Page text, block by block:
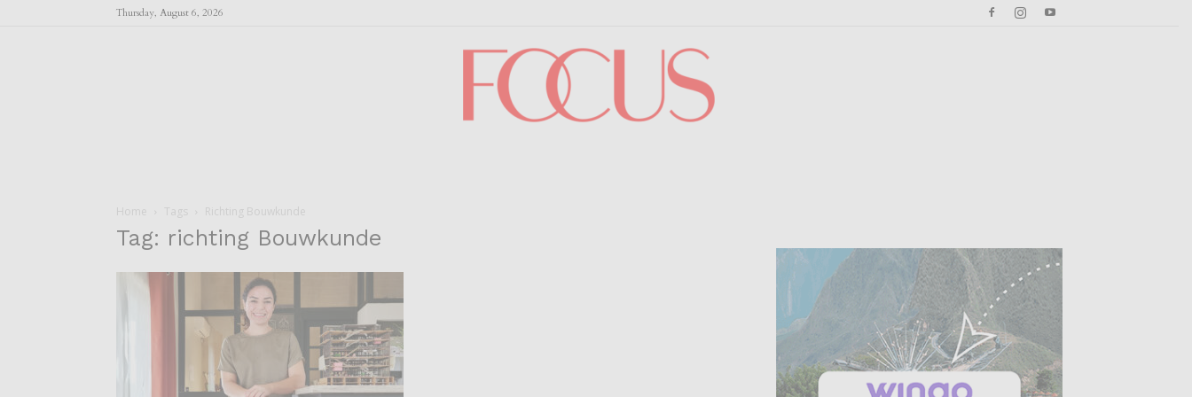
Thursday, August 6, 2026
Home Tags Richting Bouwkunde
Tag: richting Bouwkunde